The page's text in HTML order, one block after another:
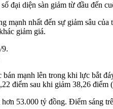
đại diện sàn giảm từ đầu
mạnh nhất đến sự giảm sâu
giảm giá.
mạnh lên trong khi lực bắt
điểm sau khi giảm 38,26 điểm
53.000 tỷ đồng. Điểm sáng